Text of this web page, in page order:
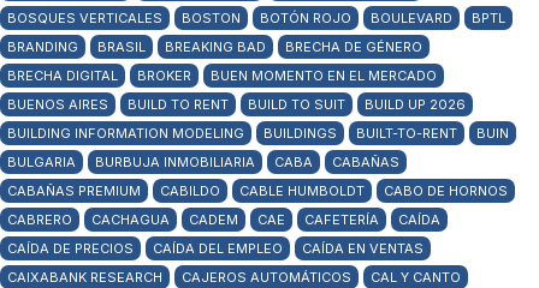
BOSQUES VERTICALES
BOSTON BOTÓN ROJO BOULEVARD
BPTL
BRANDING
BRASIL BREAKING BAD
BRECHA DE GÉNERO
BRECHA DIGITAL
BROKER
BUEN MOMENTO EN EL MERCADO
BUENOS AIRES
BUILD TO RENT BUILD TO SUIT
BUILD UP 2026
BUILDING INFORMATION MODELING
BUILDINGS BUILT-TO-RENT
BUIN
BULGARIA
BURBUJA INMOBILIARIA CABA
CABAÑAS
CABAÑAS PREMIUM
CABILDO CABLE HUMBOLDT
CABO DE HORNOS
CABRERO
CACHAGUA CADEM CAE CAFETERÍA
CAÍDA
CAÍDA DE PRECIOS
CAÍDA DEL EMPLEO
CAÍDA EN VENTAS
CAIXABANK RESEARCH
CAJEROS AUTOMÁTICOS CAL Y CANTO